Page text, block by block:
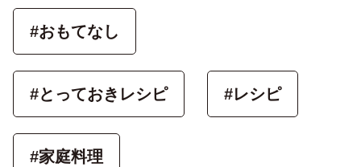
#おもてなし
#とっておきレシピ #レシピ
#家庭料理